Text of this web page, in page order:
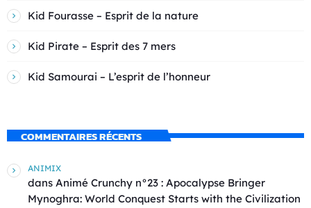
Kid Fourasse – Esprit de la nature
Kid Pirate – Esprit des 7 mers
Kid Samourai – L’esprit de l’honneur
COMMENTAIRES RÉCENTS
ANIMIX
dans Animé Crunchy n°23 : Apocalypse Bringer
Mynoghra: World Conquest Starts with the Civilization